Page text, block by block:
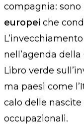
compagnia:
europei che
nell’agenda
Libro verde
ma paesi come
calo delle
occupazionali.